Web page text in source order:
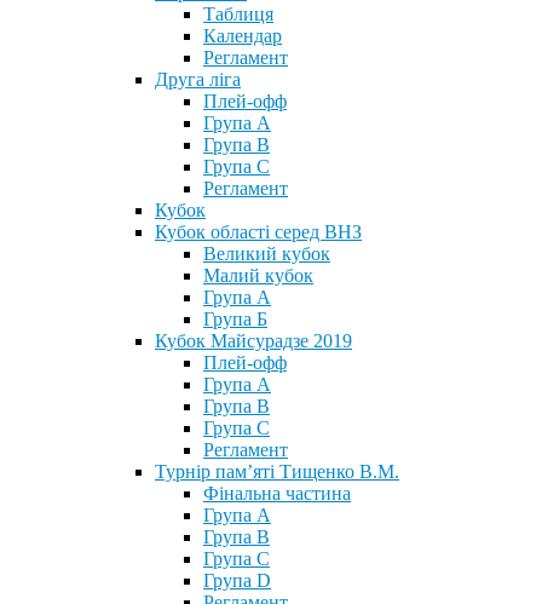
Таблиця
Календар
Регламент
Друга ліга
Плей-офф
Група А
Група В
Група С
Регламент
Кубок
Кубок області серед ВНЗ
Великий кубок
Малий кубок
Група А
Група Б
Кубок Майсурадзе 2019
Плей-офф
Група А
Група В
Група С
Регламент
Турнір пам’яті Тищенко В.М.
Фінальна частина
Група А
Група В
Група С
Група D